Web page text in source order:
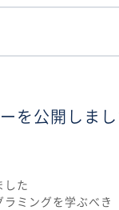
を公開しま
た
ミングを学ぶべき